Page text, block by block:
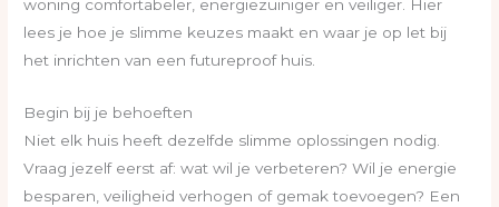
woning comfortabeler, energiezuiniger en veiliger. Hier
lees je hoe je slimme keuzes maakt en waar je op let bij
het inrichten van een futureproof huis.
Begin bij je behoeften
Niet elk huis heeft dezelfde slimme oplossingen nodig.
Vraag jezelf eerst af: wat wil je verbeteren? Wil je energie
besparen, veiligheid verhogen of gemak toevoegen? Een